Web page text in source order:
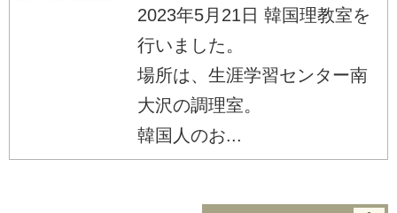
2023年5月21日 韓国理教室を
行いました。
場所は、生涯学習センター南
大沢の調理室。
韓国人のお...